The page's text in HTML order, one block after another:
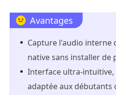
Avantages
Capture l'audio interne
native sans installer de
Interface ultra-
adaptée aux débutants